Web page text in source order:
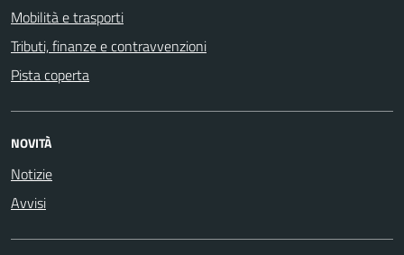
Mobilità e trasporti
Tributi, finanze e contravvenzioni
Pista coperta
NOVITÀ
Notizie
Avvisi